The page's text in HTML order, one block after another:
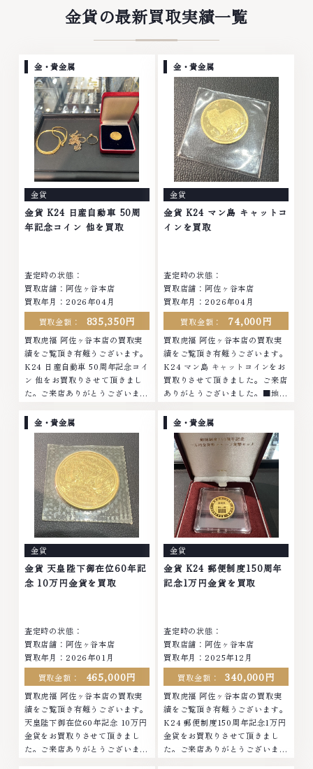
ており、他店ではお値段の付かな
かったお品物でも、一点一点丁寧
959-764営業時間: 10:00～
19:00定休日: 年中無休
計、多くのお品物の高価買取りを
実現しており、他店ではお値段の
軽にご連絡ください。TEL:
0120-959-764営業時間: 10:00
～19:00定休日: 年中無休
金貨の最新買取実績一覧
金・貴金属
金貨
金貨 K24 日産自動車 50周
年記念コイン 他を買取
査定時の状態：
買取店舗：阿佐ヶ谷本店
買取年月：2026年04月
買取金額：
835,350円
買取虎福 阿佐ヶ谷本店の買取実
績をご覧頂き有難うございます。
K24 日産自動車 50周年記念コイ
ン 他をお買取りさせて頂きまし
た。ご来店ありがとうございまし
ラチナ ダイヤモンド ブランド品
ブランド衣類 お酒買取りのこと
なら、お任せくださいなかでも
金・プラチナ等のアクセサリー・
貴金属・宝石・ダイヤモンド・ジ
ュエリーや ブランド品・時計等
は特に自信を持って、高額査定を
実現しております。 古くて使わ
なくなってしまったアクセサリ
ー、動かなくなってしまった腕時
計、多くのお品物の高価買取りを
実現しており、他店ではお値段の
付かなかったお品物でも、一点一
～19:00定休日: 年中無休
金・貴金属
金貨
金貨 K24 マン島 キャットコ
インを買取
査定時の状態：
買取店舗：阿佐ヶ谷本店
買取年月：2026年04月
買取金額：
74,000円
買取虎福 阿佐ヶ谷本店の買取実
績をご覧頂き有難うございます。
K24 マン島 キャットコインをお
買取りさせて頂きました。ご来店
ありがとうございました。■地域
ヤモンド ブランド品 ブランド衣
類 お酒買取りのことなら、お任
せくださいなかでも金・プラチナ
等のアクセサリー・貴金属・宝
石・ダイヤモンド・ジュエリーや
ブランド品・時計等は特に自信を
持って、高額査定を実現しており
ます。 古くて使わなくなってし
まったアクセサリー、動かなくな
ってしまった腕時計、多くのお品
物の高価買取りを実現しており、
他店ではお値段の付かなかったお
品物でも、一点一点丁寧に無料で
中無休
金・貴金属
金貨
金貨 天皇陛下御在位60年記
念 10万円金貨を買取
査定時の状態：
買取店舗：阿佐ヶ谷本店
買取年月：2026年01月
買取金額：
465,000円
買取虎福 阿佐ヶ谷本店の買取実
績をご覧頂き有難うございます。
天皇陛下御在位60年記念 10万円
金貨をお買取りさせて頂きまし
た。ご来店ありがとうございまし
金・貴金属
金貨
金貨 K24 郵便制度150周年
記念1万円金貨を買取
査定時の状態：
買取店舗：阿佐ヶ谷本店
買取年月：2025年12月
買取金額：
340,000円
買取虎福 阿佐ヶ谷本店の買取実
績をご覧頂き有難うございます。
K24 郵便制度150周年記念1万円
金貨をお買取りさせて頂きまし
た。ご来店ありがとうございまし